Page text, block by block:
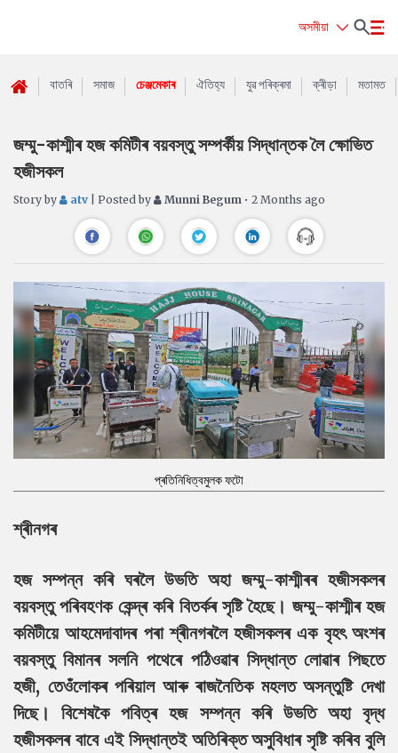
অসমীয়া
বাতৰি সমাজ চেঞ্জমেকাৰ ঐতিহ্য যুৱ পৰিক্ৰমা ক্ৰীড়া মতামত
জম্মু-কাশ্মীৰ হজ কমিটীৰ বয়বস্তু সম্পৰ্কীয় সিদ্ধান্তক লৈ ক্ষোভিত
হজীসকল
Story by atv | Posted by Munni Begum • 2 Months ago
প্ৰতিনিধিত্বমুলক ফটো
শ্ৰীনগৰ
হজ সম্পন্ন কৰি ঘৰলৈ উভতি অহা জম্মু-কাশ্মীৰৰ হজীসকলৰ
বয়বস্তু পৰিবহণক কেন্দ্ৰ কৰি বিতৰ্কৰ সৃষ্টি হৈছে। জম্মু-কাশ্মীৰ হজ
কমিটীয়ে আহমেদাবাদৰ পৰা শ্ৰীনগৰলৈ হজীসকলৰ এক বৃহৎ অংশৰ
বয়বস্তু বিমানৰ সলনি পথেৰে পঠিওৱাৰ সিদ্ধান্ত লোৱাৰ পিছতে
হজী, তেওঁলোকৰ পৰিয়াল আৰু ৰাজনৈতিক মহলত অসন্তুষ্টি দেখা
দিছে। বিশেষকৈ পবিত্ৰ হজ সম্পন্ন কৰি উভতি অহা বৃদ্ধ
হজীসকলৰ বাবে এই সিদ্ধান্তই অতিৰিক্ত অসুবিধাৰ সৃষ্টি কৰিব বুলি